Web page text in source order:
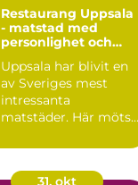
Restaurang Uppsala
- matstad med
personlighet och
Uppsala har blivit en
av Sveriges mest
intressanta
matstäder. Här möts
31. okt